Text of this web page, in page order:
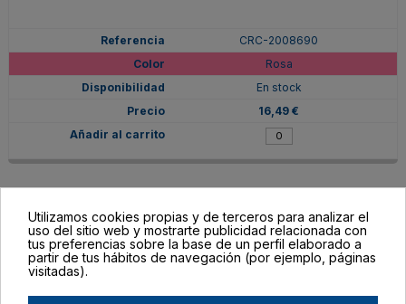
CRC-2008690
Rosa
En stock
16,49 €
Utilizamos cookies propias y de terceros para analizar el
uso del sitio web y mostrarte publicidad relacionada con
tus preferencias sobre la base de un perfil elaborado a
partir de tus hábitos de navegación (por ejemplo, páginas
visitadas).